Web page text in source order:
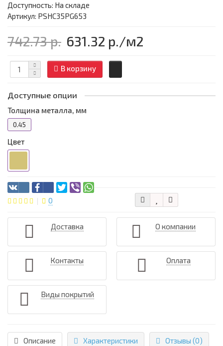
Доступность: На складе
Артикул: PSHC35PG653
742.73 р. 631.32 р./м2
В корзину
Доступные опции
Толщина металла, мм
0.45
Цвет
0
Доставка О компании
Контакты Оплата
Виды покрытий
Описание Характеристики Отзывы (0)